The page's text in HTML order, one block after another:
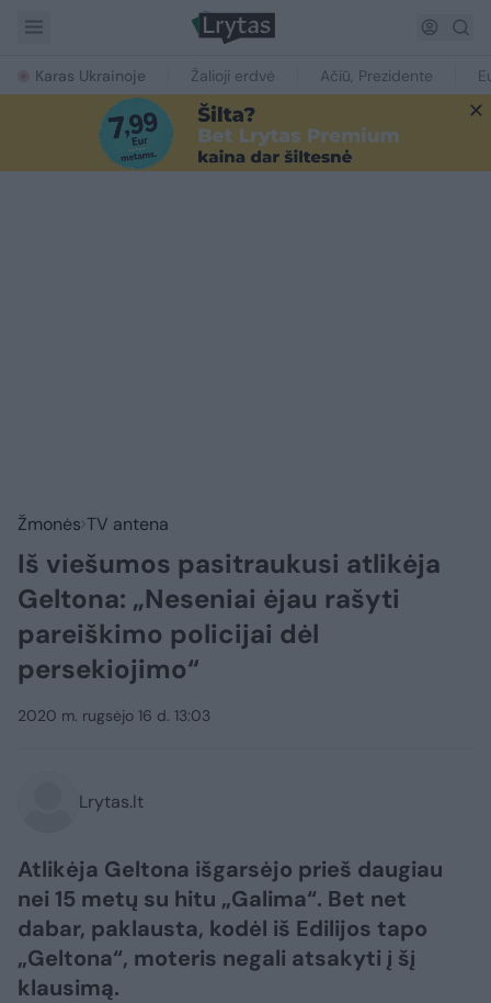
Karas Ukrainoje Žalioji erdvė Ačiū, Prezidente
Žmonės TV antena
Iš viešumos pasitraukusi atlikėja
Geltona: „Neseniai ėjau rašyti
pareiškimo policijai dėl
persekiojimo“
2020 m. rugsėjo 16 d. 13:03
Lrytas.lt
Atlikėja Geltona išgarsėjo prieš daugiau
nei 15 metų su hitu „Galima“. Bet net
dabar, paklausta, kodėl iš Edilijos tapo
„Geltona“, moteris negali atsakyti į šį
klausimą.